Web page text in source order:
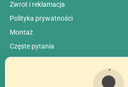
Zwrot i reklamacja
Polityka prywatności
Montaż
Сzęste pytania